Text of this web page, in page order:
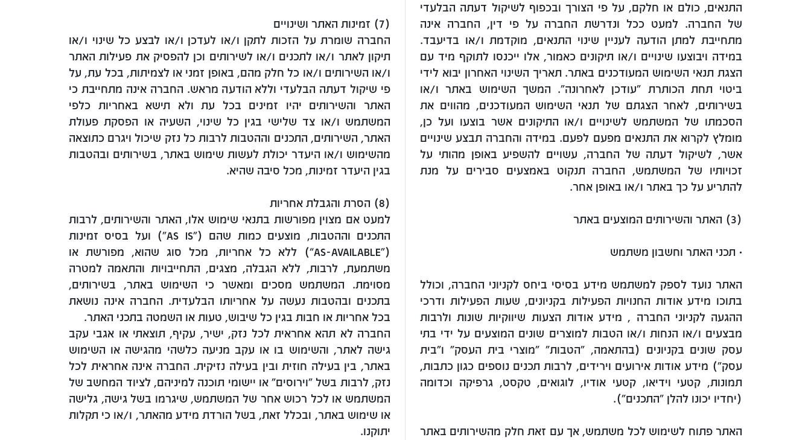
התנאים, כולם או חלקם, על פי הצורך ובכפוף לשיקול דעתה הבלעדי
של החברה. למעט ככל ונדרשת החברה על פי דין, החברה אינה
מתחייבת למתן הודעה לעניין שינוי התנאים, מוקדמת ו/או בדיעבד.
במידה ויבוצעו שינויים ו/או תיקונים כאמור, אלו ייכנסו לתוקף מיד עם
הצגת תנאי השימוש המעודכנים באתר. תאריך השינוי האחרון יבוא לידי
ביטוי תחת הכותרת "עודכן לאחרונה". המשך השימוש באתר ו/או
בשירותים, לאחר הצגתם של תנאי השימוש המעודכנים, מהווים את
הסכמתו של המשתמש לשינויים ו/או התיקונים אשר בוצעו ועל כן,
מומלץ לקרוא את התנאים מפעם לפעם. במידה והחברה תבצע שינויים
אשר, לשיקול דעתה של החברה, עשויים להשפיע באופן מהותי על
זכויותיו של המשתמש, החברה תנקוט באמצעים סבירים על מנת
להתריע על כך באתר ו/או באופן אחר.
(3) האתר והשירותים המוצעים באתר
• תכני האתר וחשבון משתמש
האתר נועד לספק למשתמש מידע בסיסי ביחס לקניוני החברה, וכולל
בתוכו מידע אודות החנויות הפעילות בקניונים, שעות הפעילות ודרכי
ההגעה לקניוני החברה , מידע אודות הצעות שיווקיות שונות ולרבות
מבצעים ו/או הנחות ו/או הטבות למוצרים שונים המוצעים על ידי בתי
עסק שונים בקניונים (בהתאמה, "הטבות" "מוצרי בית העסק" ו"בית
עסק") מידע אודות אירועים וירידים, לרבות תכנים נוספים כגון כתבות,
תמונות, קטעי וידיאו, קטעי אודיו, לוגואים, טקסט, גרפיקה וכדומה
(יחדיו יכונו להלן "התכנים").
האתר פתוח לשימוש לכל משתמש, אך עם זאת חלק מהשירותים באתר
(7) זמינות האתר ושינויים
החברה שומרת על הזכות לתקן ו/או לעדכן ו/או לבצע כל שינוי ו/או
תיקון לאתר ו/או לתכנים ו/או לשירותים וכן להפסיק את פעילות האתר
ו/או השירותים ו/או כל חלק מהם, באופן זמני או לצמיתות, בכל עת, על
פי שיקול דעתה הבלעדי וללא הודעה מראש. החברה אינה מתחייבת כי
האתר והשירותים יהיו זמינים בכל עת ולא תישא באחריות כלפי
המשתמש ו/או צד שלישי בגין כל שינוי, השעיה או הפסקת פעולת
האתר, השירותים, התכנים וההטבות לרבות כל נזק שיכול ויגרם כתוצאה
מהשימוש ו/או היעדר יכולת לעשות שימוש באתר, בשירותים ובהטבות
בגין היעדר זמינות, מכל סיבה שהיא.
(8) הסרת והגבלת אחריות
למעט אם מצוין מפורשות בתנאי שימוש אלו, האתר והשירותים, לרבות
התכנים וההטבות, מוצעים כמות שהם ("AS IS") ועל בסיס זמינות
(“AS-AVAILABLE”) ללא כל אחריות, מכל סוג שהוא, מפורשת או
משתמעת, לרבות, ללא הגבלה, מצגים, התחייבויות והתאמה למטרה
מסוימת. המשתמש מסכים ומאשר כי השימוש באתר, בשירותים,
בתכנים ובהטבות נעשה על אחריותו הבלעדית. החברה אינה נושאת
בכל אחריות או חבות בגין כל שיבוש, טעות או השמטה בתכני האתר.
החברה לא תהא אחראית לכל נזק, ישיר, עקיף, תוצאתי או אגבי עקב
גישה לאתר, והשימוש בו או עקב מניעה כלשהי מהגישה או השימוש
באתר, בין בעילה חוזית ובין בעילה נזיקית. החברה אינה אחראית לכל
נזק, לרבות בשל "וירוסים" או יישומי תוכנה למיניהם, לציוד המחשב של
המשתמש או לכל רכוש אחר של המשתמש, שיגרמו בשל גישה, גלישה
או שימוש באתר, ובכלל זאת, בשל הורדת מידע מהאתר, ו/או כי תקלות
יתוקנו.